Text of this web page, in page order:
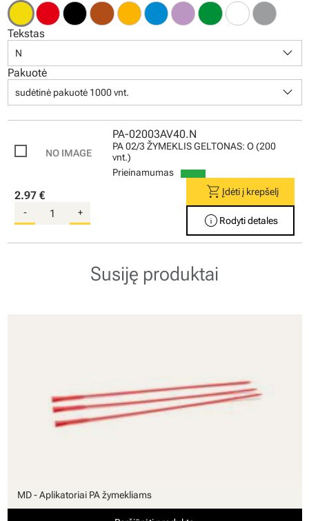
Tekstas
N keyboard_arrow_down
Pakuotė
sudėtinė pakuotė 1000 vnt. keyboard_arrow_down
PA-02003AV40.N
PA 02/3 ŽYMEKLIS GELTONAS: O (200
vnt.)
Prieinamumas
2.97 €
- +
shopping_cartĮdėti į krepšelį
info Rodyti detales
Susiję produktai
MD - Aplikatoriai PA žymekliams